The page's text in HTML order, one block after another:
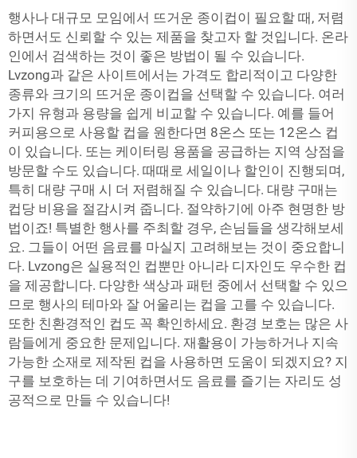
행사나 대규모 모임에서 뜨거운 종이컵이 필요할 때, 저렴
하면서도 신뢰할 수 있는 제품을 찾고자 할 것입니다. 온라
인에서 검색하는 것이 좋은 방법이 될 수 있습니다.
Lvzong과 같은 사이트에서는 가격도 합리적이고 다양한
종류와 크기의 뜨거운 종이컵을 선택할 수 있습니다. 여러
가지 유형과 용량을 쉽게 비교할 수 있습니다. 예를 들어
커피용으로 사용할 컵을 원한다면 8온스 또는 12온스 컵
이 있습니다. 또는 케이터링 용품을 공급하는 지역 상점을
방문할 수도 있습니다. 때때로 세일이나 할인이 진행되며,
특히 대량 구매 시 더 저렴해질 수 있습니다. 대량 구매는
컵당 비용을 절감시켜 줍니다. 절약하기에 아주 현명한 방
법이죠! 특별한 행사를 주최할 경우, 손님들을 생각해보세
요. 그들이 어떤 음료를 마실지 고려해보는 것이 중요합니
다. Lvzong은 실용적인 컵뿐만 아니라 디자인도 우수한 컵
을 제공합니다. 다양한 색상과 패턴 중에서 선택할 수 있으
므로 행사의 테마와 잘 어울리는 컵을 고를 수 있습니다.
또한 친환경적인 컵도 꼭 확인하세요. 환경 보호는 많은 사
람들에게 중요한 문제입니다. 재활용이 가능하거나 지속
가능한 소재로 제작된 컵을 사용하면 도움이 되겠지요? 지
구를 보호하는 데 기여하면서도 음료를 즐기는 자리도 성
공적으로 만들 수 있습니다!